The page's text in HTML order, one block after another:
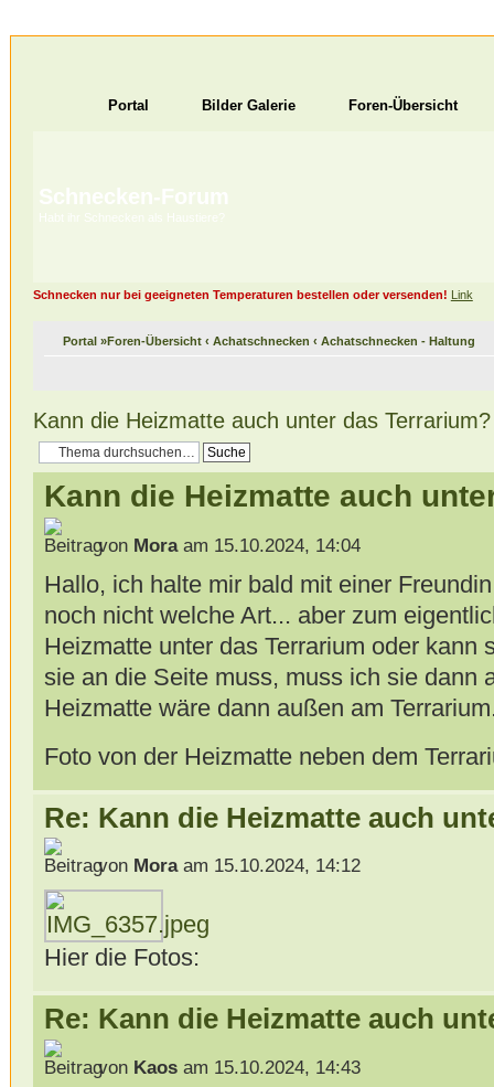
Portal Bilder Galerie Foren-Übersicht
Schnecken-Forum
Habt ihr Schnecken als Haustiere?
Schnecken nur bei geeigneten Temperaturen bestellen oder versenden! Link
Portal»Foren-Übersicht ‹ Achatschnecken ‹ Achatschnecken - Haltung
Kann die Heizmatte auch unter das Terrarium?
Kann die Heizmatte auch
von Moraam 15.10.2024, 14:04
Hallo, ich halte mir bald mit einer
noch nicht welche Art... aber zum
Heizmatte unter das Terrarium oder kann
sie an die Seite muss, muss ich sie dann
Heizmatte wäre dann außen am
Foto von der Heizmatte neben dem
Re: Kann die Heizmatte auch
von Moraam 15.10.2024, 14:12
Hier die Fotos:
Re: Kann die Heizmatte auch
von Kaosam 15.10.2024, 14:43